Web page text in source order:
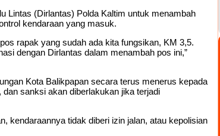
Lintas (Dirlantas) Polda Kaltim untuk menambah
kendaraan yang masuk.
rapak yang sudah ada kita fungsikan, KM 3,5.
dengan Dirlantas dalam menambah pos ini,”
Kota Balikpapan secara terus menerus kepada
sanksi akan diberlakukan jika terjadi
kendaraannya tidak diberi izin jalan, atau kepolisian